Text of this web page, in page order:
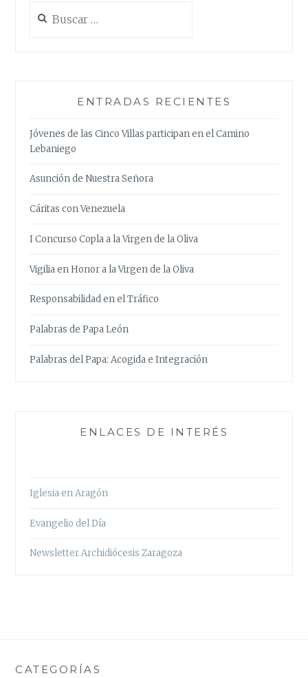
ENTRADAS RECIENTES
Jóvenes de las Cinco Villas participan en el Camino
Lebaniego
Asunción de Nuestra Señora
Cáritas con Venezuela
I Concurso Copla a la Virgen de la Oliva
Vigilia en Honor a la Virgen de la Oliva
Responsabilidad en el Tráfico
Palabras de Papa León
Palabras del Papa: Acogida e Integración
ENLACES DE INTERÉS
Iglesia en Aragón
Evangelio del Día
Newsletter Archidiócesis Zaragoza
CATEGORÍAS